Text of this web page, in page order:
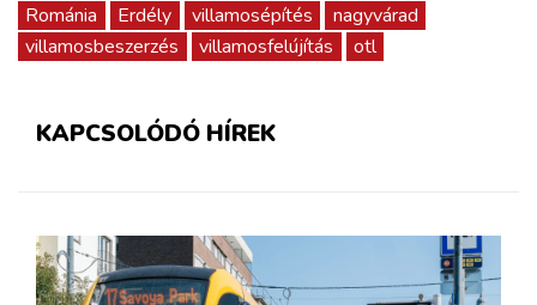
Románia
Erdély villamosépítés
nagyvárad
villamosbeszerzés
villamosfelújítás otl
KAPCSOLÓDÓ HÍREK